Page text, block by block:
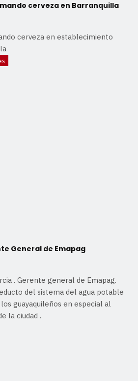
cerveza en Barranquilla
cerveza en establecimiento
General de Emapag
. Gerente general de Emapag.
del sistema del agua potable
guayaquileños en especial al
la ciudad .